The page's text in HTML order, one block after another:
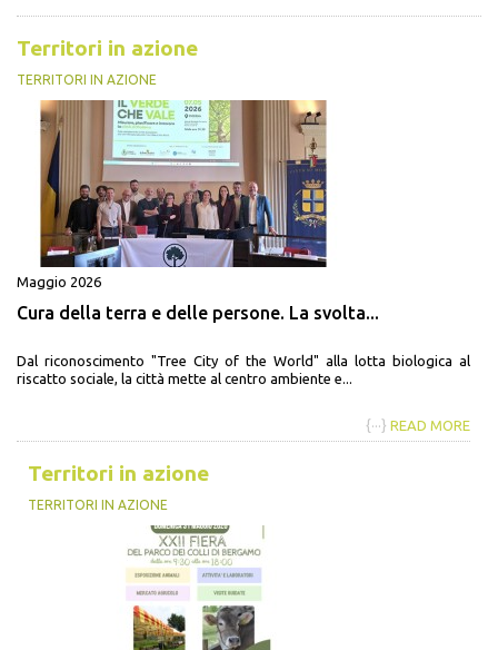
Territori in azione
TERRITORI IN AZIONE
Maggio 2026
Cura della terra e delle persone. La svolta...
Dal riconoscimento "Tree City of the World" alla lotta biologica al
riscatto sociale, la città mette al centro ambiente e...
{···} READ MORE
Territori in azione
TERRITORI IN AZIONE